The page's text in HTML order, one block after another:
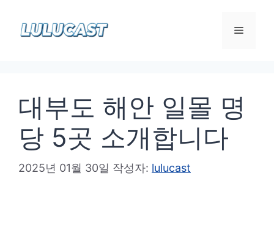
메
대부도 해안 일몰 명
당 5곳 소개합니다
2025년 01월 30일 작성자: lulucast